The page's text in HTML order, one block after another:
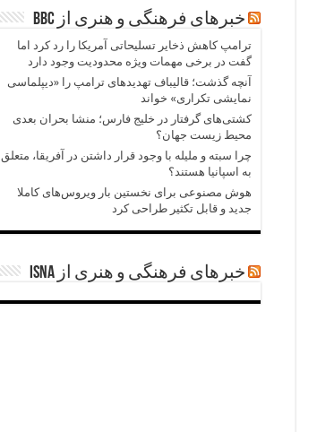
خبرهای فرهنگی و هنری از BBC
ترامپ کاهش ذخایر تسلیحاتی آمریکا را رد کرد اما
گفت در برخی مهمات ویژه محدودیت وجود دارد
آنچه گذشت؛ قالیباف تهدیدهای ترامپ را «دیپلماسی
نمایشی تکراری» خواند
کشتی‌های گرفتار در خلیج فارس؛ منشا بحران بعدی
محیط زیست جهان؟
چرا سبته و ملیله با وجود قرار داشتن در آفریقا، متعلق
به اسپانیا هستند؟
هوش مصنوعی برای نخستین بار ویروس‌های کاملا
جدید و قابل تکثیر طراحی کرد
خبرهای فرهنگی و هنری از ISNA